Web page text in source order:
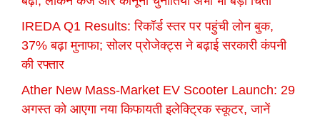
IREDA Q1 Results: रिकॉर्ड स्तर पर पहुंची लोन बुक,
37% बढ़ा मुनाफा; सोलर प्रोजेक्ट्स ने बढ़ाई सरकारी कंपनी
की रफ्तार
Ather New Mass-Market EV Scooter Launch: 29
अगस्त को आएगा नया किफायती इलेक्ट्रिक स्कूटर, जानें